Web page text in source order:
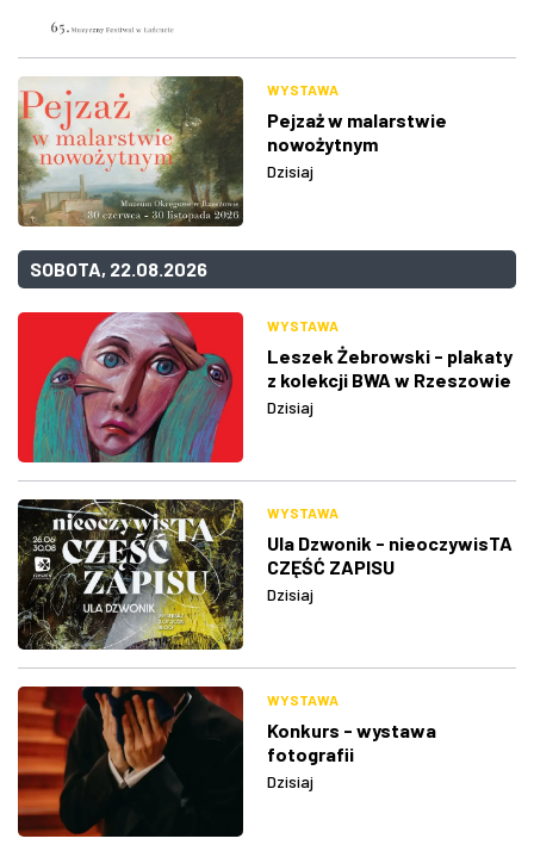
WYSTAWA
Pejzaż w malarstwie
nowożytnym
Dzisiaj
SOBOTA, 22.08.2026
WYSTAWA
Leszek Żebrowski - plakaty
z kolekcji BWA w Rzeszowie
Dzisiaj
WYSTAWA
Ula Dzwonik - nieoczywisTA
CZĘŚĆ ZAPISU
Dzisiaj
WYSTAWA
Konkurs - wystawa
fotografii
Dzisiaj